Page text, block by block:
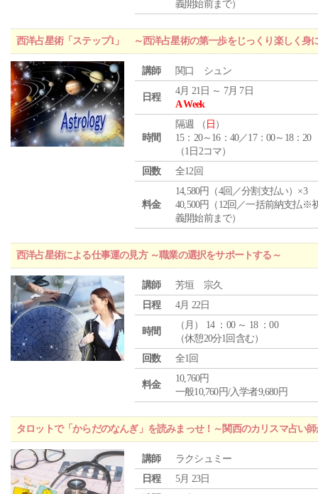
義開始前まで）
西洋占星術「ステップ1」 ～西洋占星術の第一歩をじっくり楽しく身
講師 関口 シュン
日程
4月 21日 ～ 7月 7日
A Week
時間
隔週 （ 日 ）
15：20～16：40／17：00～18：20
（1日2コマ）
回数
全12回
料金
14,580円（4回／分割支払い）×3
40,500円（12回／一括前納支払※
義開始前まで）
西洋占星術による仕事運の見方 ～職業の選択をサポートする～
講師
芳垣 宗久
日程
4月 22日
時間
（ 月 ） 14 ：00 ～ 18 ：00
（休憩20分1回含む）
回数
全1回
料金
10,760円
一般10,760円/入学者9,680円
タロットで「からだのなんぎ」を読みまっせ！～関西のカリスマ占い
講師
ラクシュミー
日程
5月 23日